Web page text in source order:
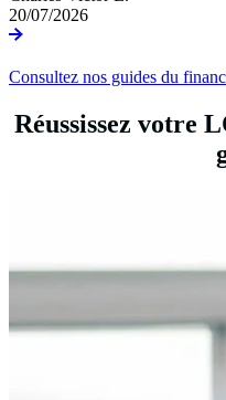
20/07/2026
Consultez nos guides du
Réussissez votre